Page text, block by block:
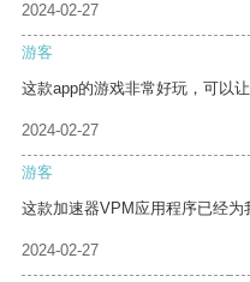
2024-02-27
游客
这款app的游戏非常好玩，可以让
2024-02-27
游客
这款加速器VPM应用程序已经为
2024-02-27